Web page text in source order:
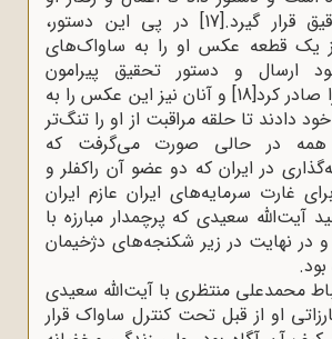
قرار گیرد.[17] در پی این دستور،
یک قطعه عکس او را به ساواک‌های
ارسال و دستور تحقیق پیرامون
صادر کرد[18]و آنان نیز این عکس را به
دادند تا حلقه مراقبت از او را تنگ‌تر
همه در حالی صورت می‌گرفت که
در ایران که دو عضو آن راکفلر و
لیلیانتال بودند٬ برای غارت سرمایه‌های ایران عازم ایران
آیت‌الله سعیدی که پرچمدار مبارزه با
و در نهایت در زیر شکنجه‌های دژخیمان
.
محمدعلی منتظری با آیت‌الله سعیدی
او از قبل تحت کنترل ساواک قرار